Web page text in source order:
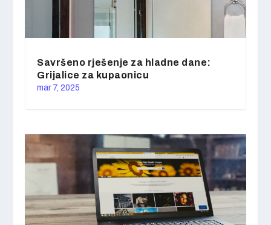
Savršeno rješenje za hladne dane:
Grijalice za kupaonicu
mar 7, 2025